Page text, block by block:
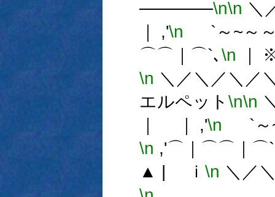
──────\n\n ＼
｜ ,'\n `～~～～
⌒⌒｜⌒`､ \n ｜
\n ＼／＼／＼／
エルペット \n\n
｜ ｜ ,'\n `～~
\n ,'⌒｜⌒⌒｜⌒`
▲ | ｉ \n ＼／